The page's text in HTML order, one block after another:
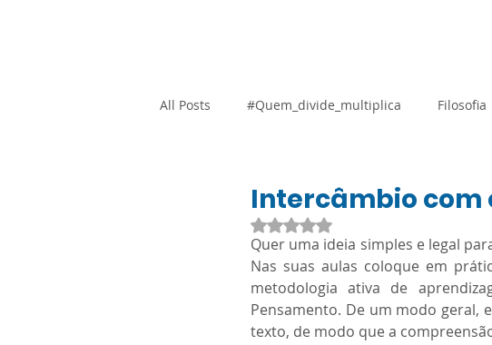
All Posts #Quem_divide_multiplica Filosofia
Promocional Resoluções Geografia
Orientação Técnica Prova
Intercâmbio com
Avaliado com NaN de 5 estrelas.
Quer uma ideia simples e legal
Nas suas aulas coloque em
metodologia ativa de
Pensamento. De um modo geral,
texto, de modo que a